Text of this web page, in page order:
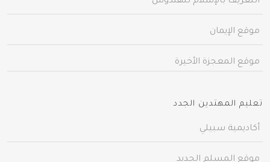
موقع الإيمان
موقع المعجزة الأخيرة
تعليم المهتدين الجدد
أكاديمية سبيلي
موقع المسلم الجديد